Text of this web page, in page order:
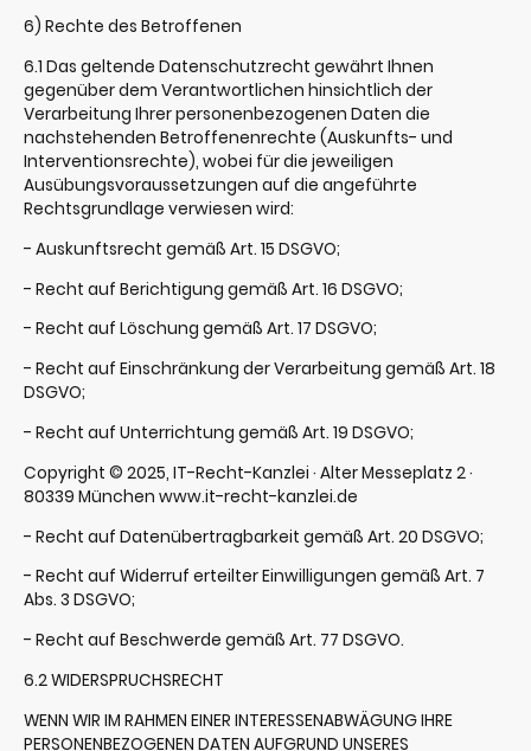
6) Rechte des Betroffenen
6.1 Das geltende Datenschutzrecht gewährt Ihnen
gegenüber dem Verantwortlichen hinsichtlich der
Verarbeitung Ihrer personenbezogenen Daten die
nachstehenden Betroffenenrechte (Auskunfts- und
Interventionsrechte), wobei für die jeweiligen
Ausübungsvoraussetzungen auf die angeführte
Rechtsgrundlage verwiesen wird:
- Auskunftsrecht gemäß Art. 15 DSGVO;
- Recht auf Berichtigung gemäß Art. 16 DSGVO;
- Recht auf Löschung gemäß Art. 17 DSGVO;
- Recht auf Einschränkung der Verarbeitung gemäß Art. 18
DSGVO;
- Recht auf Unterrichtung gemäß Art. 19 DSGVO;
Copyright © 2025, IT-Recht-Kanzlei · Alter Messeplatz 2 ·
80339 München www.it-recht-kanzlei.de
- Recht auf Datenübertragbarkeit gemäß Art. 20 DSGVO;
- Recht auf Widerruf erteilter Einwilligungen gemäß Art. 7
Abs. 3 DSGVO;
- Recht auf Beschwerde gemäß Art. 77 DSGVO.
6.2 WIDERSPRUCHSRECHT
WENN WIR IM RAHMEN EINER INTERESSENABWÄGUNG IHRE
PERSONENBEZOGENEN DATEN AUFGRUND UNSERES